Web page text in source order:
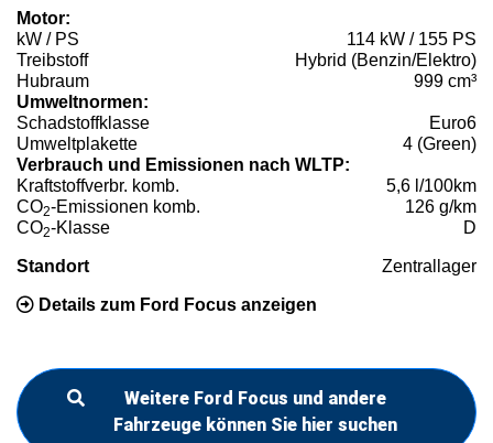
Motor:
kW / PS
114 kW / 155 PS
Treibstoff
Hybrid (Benzin/Elektro)
Hubraum
999 cm³
Umweltnormen:
Schadstoffklasse
Euro6
Umweltplakette
4 (Green)
Verbrauch und Emissionen nach WLTP:
Kraftstoffverbr. komb.
5,6 l/100km
CO2-Emissionen komb.
126 g/km
CO2-Klasse D
Standort Zentrallager
Details zum Ford Focus anzeigen
Weitere Ford Focus und andere
Fahrzeuge können Sie hier suchen